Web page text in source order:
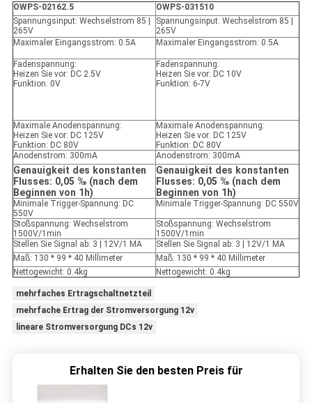
OWPS-02162.5
OWPS-031510
Spannungsinput: Wechselstrom 85 |
265V
Spannungsinput: Wechselstrom 85 |
265V
Maximaler Eingangsstrom: 0.5A
Maximaler Eingangsstrom: 0.5A
Fadenspannung:
Heizen Sie vor: DC 2.5V
Funktion: 0V
Fadenspannung:
Heizen Sie vor: DC 10V
Funktion: 6-7V
Maximale Anodenspannung:
Heizen Sie vor: DC 125V
Funktion: DC 80V
Maximale Anodenspannung:
Heizen Sie vor: DC 125V
Funktion: DC 80V
Anodenstrom: 300mA
Anodenstrom: 300mA
Genauigkeit des konstanten
Flusses: 0,05 ‰ (nach dem
Beginnen von 1h)
Genauigkeit des konstanten
Flusses: 0,05 ‰ (nach dem
Beginnen von 1h)
Minimale Trigger-Spannung: DC
550V
Minimale Trigger-Spannung: DC 550V
Stoßspannung: Wechselstrom
1500V/1min
Stoßspannung: Wechselstrom
1500V/1min
Stellen Sie Signal ab: 3 | 12V/1 MA
Stellen Sie Signal ab: 3 | 12V/1 MA
Maß: 130 * 99 * 40 Millimeter
Maß: 130 * 99 * 40 Millimeter
Nettogewicht: 0.4kg
Nettogewicht: 0.4kg
mehrfaches Ertragschaltnetzteil
mehrfache Ertrag der Stromversorgung 12v
lineare Stromversorgung DCs 12v
Erhalten Sie den besten Preis für